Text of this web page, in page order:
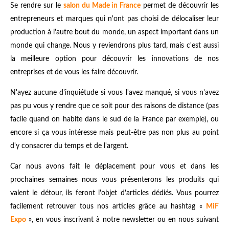
Se rendre sur le salon du Made in France permet de découvrir les
entrepreneurs et marques qui n'ont pas choisi de délocaliser leur
production à l'autre bout du monde, un aspect important dans un
monde qui change. Nous y reviendrons plus tard, mais c'est aussi
la meilleure option pour découvrir les innovations de nos
entreprises et de vous les faire découvrir.
N'ayez aucune d'inquiétude si vous l'avez manqué, si vous n'avez
pas pu vous y rendre que ce soit pour des raisons de distance (pas
facile quand on habite dans le sud de la France par exemple), ou
encore si ça vous intéresse mais peut-être pas non plus au point
d'y consacrer du temps et de l'argent.
Car nous avons fait le déplacement pour vous et dans les
prochaines semaines nous vous présenterons les produits qui
valent le détour, ils feront l'objet d'articles dédiés. Vous pourrez
facilement retrouver tous nos articles grâce au hashtag «
MiF
Expo », en vous inscrivant à notre newsletter ou en nous suivant